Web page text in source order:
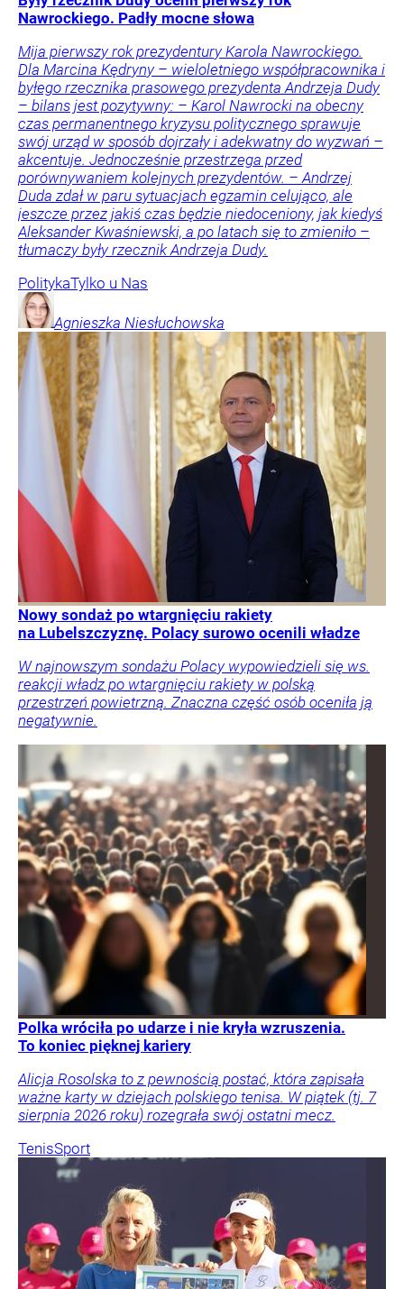
Nawrockiego. Padły mocne słowa
Mija pierwszy rok prezydentury Karola Nawrockiego.
Dla Marcina Kędryny – wieloletniego współpracownika i
byłego rzecznika prasowego prezydenta Andrzeja Dudy
– bilans jest pozytywny: – Karol Nawrocki na obecny
czas permanentnego kryzysu politycznego sprawuje
swój urząd w sposób dojrzały i adekwatny do wyzwań –
akcentuje. Jednocześnie przestrzega przed
porównywaniem kolejnych prezydentów. – Andrzej
Duda zdał w paru sytuacjach egzamin celująco, ale
jeszcze przez jakiś czas będzie niedoceniony, jak kiedyś
Aleksander Kwaśniewski, a po latach się to zmieniło –
tłumaczy były rzecznik Andrzeja Dudy.
PolitykaTylko u Nas
Agnieszka Niesłuchowska
Nowy sondaż po wtargnięciu rakiety
na Lubelszczyznę. Polacy surowo ocenili władze
W najnowszym sondażu Polacy wypowiedzieli się ws.
reakcji władz po wtargnięciu rakiety w polską
przestrzeń powietrzną. Znaczna część osób oceniła ją
negatywnie.
Polka wróciła po udarze i nie kryła wzruszenia.
To koniec pięknej kariery
Alicja Rosolska to z pewnością postać, która zapisała
ważne karty w dziejach polskiego tenisa. W piątek (tj. 7
sierpnia 2026 roku) rozegrała swój ostatni mecz.
TenisSport